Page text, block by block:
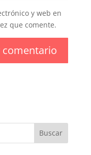
y web en
que comente.
Buscar